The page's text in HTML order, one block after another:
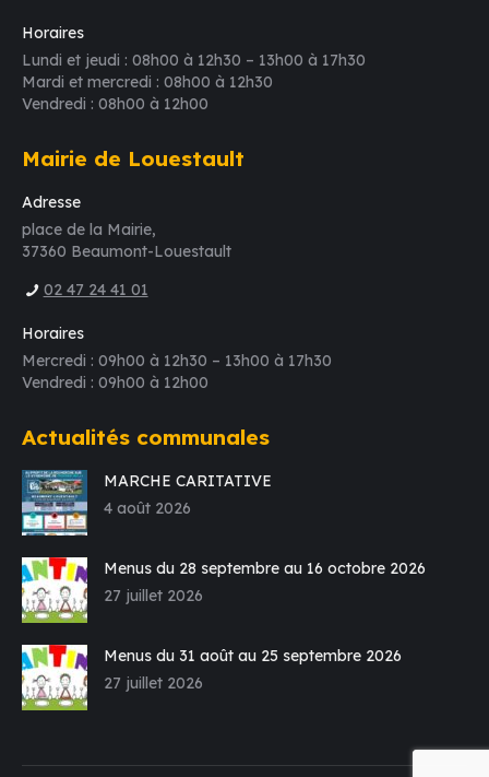
Horaires
Lundi et jeudi : 08h00 à 12h30 – 13h00 à 17h30
Mardi et mercredi : 08h00 à 12h30
Vendredi : 08h00 à 12h00
Mairie de Louestault
Adresse
place de la Mairie,
37360 Beaumont-Louestault
02 47 24 41 01
Horaires
Mercredi : 09h00 à 12h30 – 13h00 à 17h30
Vendredi : 09h00 à 12h00
Actualités communales
MARCHE CARITATIVE
4 août 2026
Menus du 28 septembre au 16 octobre 2026
27 juillet 2026
Menus du 31 août au 25 septembre 2026
27 juillet 2026